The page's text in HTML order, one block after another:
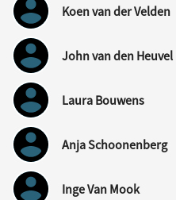
Koen van der Velden
John van den Heuvel
Laura Bouwens
Anja Schoonenberg
Inge Van Mook